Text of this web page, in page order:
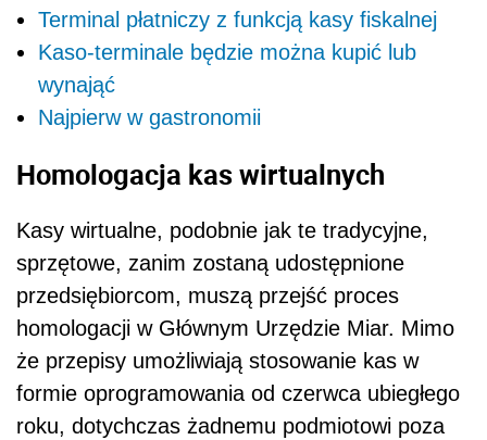
Terminal płatniczy z funkcją kasy fiskalnej
Kaso-terminale będzie można kupić lub
wynająć
Najpierw w gastronomii
Homologacja kas wirtualnych
Kasy wirtualne, podobnie jak te tradycyjne,
sprzętowe, zanim zostaną udostępnione
przedsiębiorcom, muszą przejść proces
homologacji w Głównym Urzędzie Miar. Mimo
że przepisy umożliwiają stosowanie kas w
formie oprogramowania od czerwca ubiegłego
roku, dotychczas żadnemu podmiotowi poza